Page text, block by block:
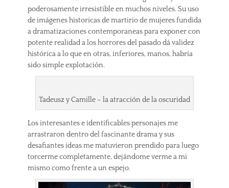
poderosamente irresistible en muchos niveles. Su uso
de imágenes historicas de martirio de mujeres fundida
a dramatizaciones contemporaneas para exponer con
potente realidad a los horrores del pasado dá validez
histórica a lo que en otras, inferiores, manos, habría
sido simple explotación.
Tadeusz y Camille – la atracción de la oscuridad
Los interesantes e identificables personajes me
arrastraron dentro del fascinante drama y sus
desafiantes ideas me matuvieron prendido para luego
torcerme completamente, dejándome verme a mi
mismo como frente a un espejo.